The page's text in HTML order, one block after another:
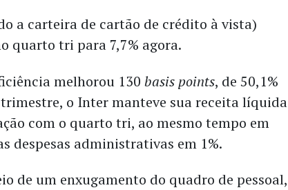
a carteira de cartão de crédito à vista)
quarto tri para 7,7% agora.
melhorou 130basis points, de 50,1%
trimestre, o Inter manteve sua receita líquida
com o quarto tri, ao mesmo tempo em
despesas administrativas em 1%.
de um enxugamento do quadro de pessoal,